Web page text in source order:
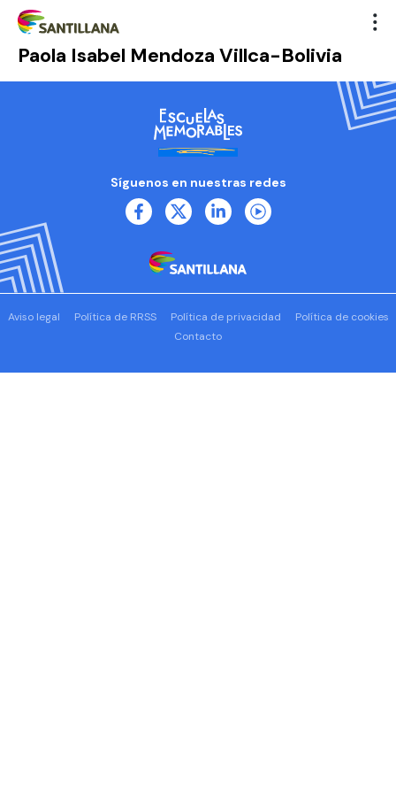
Paola Isabel Mendoza Villca-Bolivia
Síguenos en nuestras redes
Aviso legal Política de RRSS Política de privacidad
Política de cookies
Contacto